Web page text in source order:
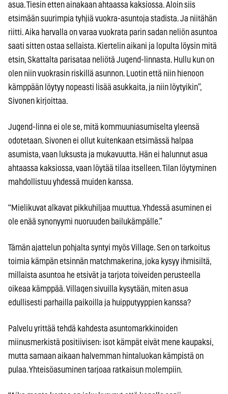
asua. Tiesin etten ainakaan ahtaassa kaksiossa. Aloin siis
etsimään suurimpia tyhjiä vuokra-asuntoja stadista. Ja niitähän
riitti. Aika harvalla on varaa vuokrata parin sadan neliön asuntoa
saati sitten ostaa sellaista. Kiertelin aikani ja lopulta löysin mitä
etsin, Skattalta parisataa neliötä Jugend-linnasta. Hullu kun on
olen niin vuokrasin riskillä asunnon. Luotin että niin hienoon
kämppään löytyy nopeasti lisää asukkaita, ja niin löytyikin”,
Sivonen kirjoittaa.
Jugend-linna ei ole se, mitä kommuuniasumiselta yleensä
odotetaan. Sivonen ei ollut kuitenkaan etsimässä halpaa
asumista, vaan luksusta ja mukavuutta. Hän ei halunnut asua
ahtaassa kaksiossa, vaan löytää tilaa itselleen. Tilan löytyminen
mahdollistuu yhdessä muiden kanssa.
“Mielikuvat alkavat pikkuhiljaa muuttua. Yhdessä asuminen ei
ole enää synonyymi nuoruuden bailukämpälle.”
Tämän ajattelun pohjalta syntyi myös Village. Sen on tarkoitus
toimia kämpän etsinnän matchmakerina, joka kysyy ihmisiltä,
millaista asuntoa he etsivät ja tarjota toiveiden perusteella
oikeaa kämppää. Villagen sivuilla kysytään, miten asua
edullisesti parhailla paikoilla ja huipputyyppien kanssa?
Palvelu yrittää tehdä kahdesta asuntomarkkinoiden
miinusmerkistä positiivisen: isot kämpät eivät mene kaupaksi,
mutta samaan aikaan halvemman hintaluokan kämpistä on
pulaa. Yhteisöasuminen tarjoaa ratkaisun molempiin.